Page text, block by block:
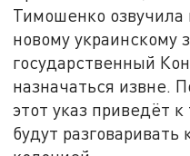
Тимошенко озвучила
новому украинскому
государственный
назначаться извне.
этот указ приведёт
будут разговаривать